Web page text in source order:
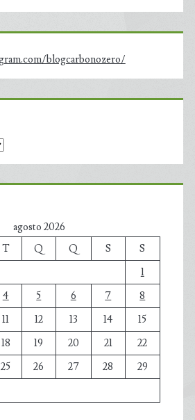
blogcarbonozero/
agosto 2026
T Q Q S
S
1
4 5 6 7
8
11 12 13 14
15
18 19 20 21
22
25 26 27 28
29